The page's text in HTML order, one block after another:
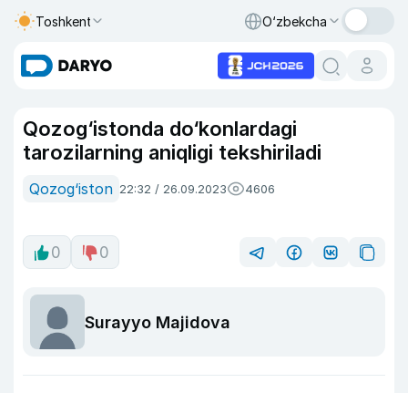
Toshkent O‘zbekcha
Qozog‘istonda do‘konlardagi
tarozilarning aniqligi tekshiriladi
Qozog‘iston 22:32 / 26.09.2023 4606
0 0
Surayyo Majidova